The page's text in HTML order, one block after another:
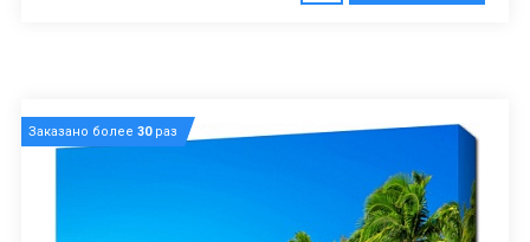
Заказано более 30раз